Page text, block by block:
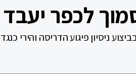
לכפר יעבד